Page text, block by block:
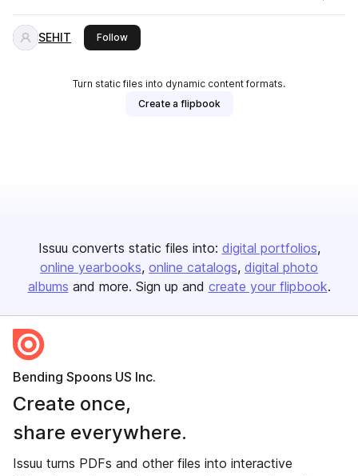
SEHIT Followthis publisher
Turn static files into dynamic content formats.
Create a flipbook
Issuu converts static files into: digital portfolios
online yearbooks online catalogs digital photo
albums and more. Sign up and create your flipbook.
Bending Spoons US Inc.
Create once,
share everywhere.
Issuu turns PDFs and other files into interactive